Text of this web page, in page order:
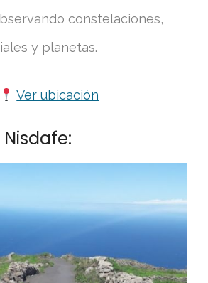
constelaciones,
y planetas.
Ver ubicación